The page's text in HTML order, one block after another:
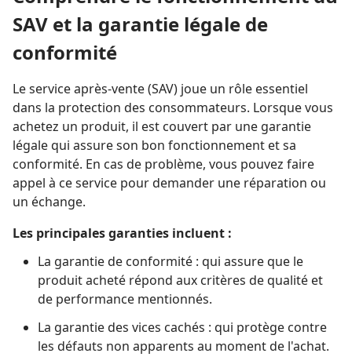
SAV et la garantie légale de
conformité
Le service après-vente (SAV) joue un rôle essentiel
dans la protection des consommateurs. Lorsque vous
achetez un produit, il est couvert par une garantie
légale qui assure son bon fonctionnement et sa
conformité. En cas de problème, vous pouvez faire
appel à ce service pour demander une réparation ou
un échange.
Les principales garanties incluent :
La garantie de conformité : qui assure que le
produit acheté répond aux critères de qualité et
de performance mentionnés.
La garantie des vices cachés : qui protège contre
les défauts non apparents au moment de l'achat.